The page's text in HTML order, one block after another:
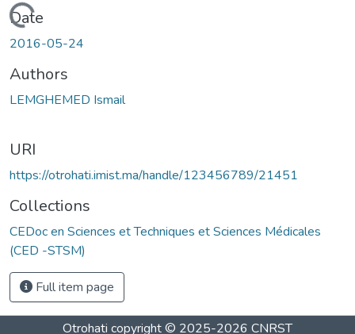
Loading...
Date
2016-05-24
Authors
LEMGHEMED Ismail
URI
https://otrohati.imist.ma/handle/123456789/21451
Collections
CEDoc en Sciences et Techniques et Sciences Médicales
(CED -STSM)
Full item page
Otrohati copyright © 2025-2026 CNRST